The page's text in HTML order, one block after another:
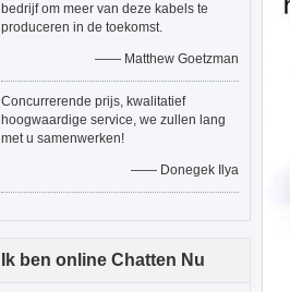
bedrijf om meer van deze kabels te
produceren in de toekomst.
—— Matthew Goetzman
Concurrerende prijs, kwalitatief
hoogwaardige service, we zullen lang
met u samenwerken!
—— Donegek Ilya
Ik ben online Chatten Nu